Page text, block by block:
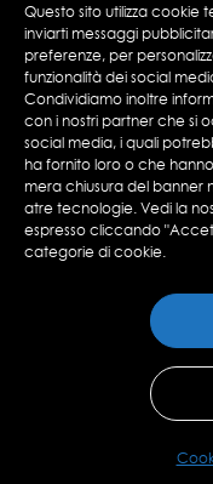
Questo sito utilizza cookie
inviarti messaggi
preferenze, per
funzionalità dei social
Condividiamo inoltre
con i nostri partner che si
social media, i quali
ha fornito loro o che
mera chiusura del
atre tecnologie. Vedi la
espresso cliccando
categorie di cookie.
N°IVA:
Privacy